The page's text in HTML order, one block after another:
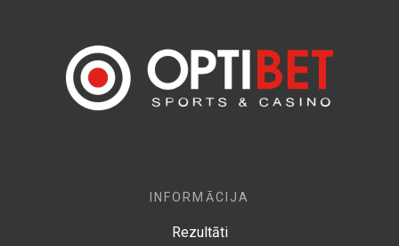
INFORMĀCIJA
Rezultāti